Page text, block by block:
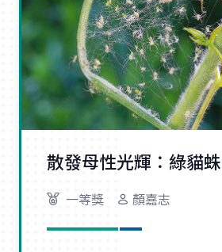
散發母性光輝：綠貓蛛
一等獎 顏嘉志